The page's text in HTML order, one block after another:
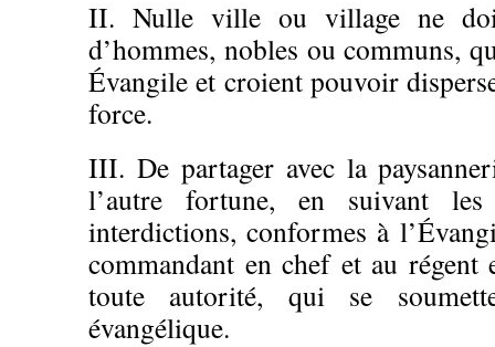
II. Nulle ville ou village ne
d’hommes, nobles ou communs,
Évangile et croient pouvoir
force.
III. De partager avec la
l’autre fortune, en suivant
interdictions, conformes à
commandant en chef et au régent
toute autorité, qui se
évangélique.